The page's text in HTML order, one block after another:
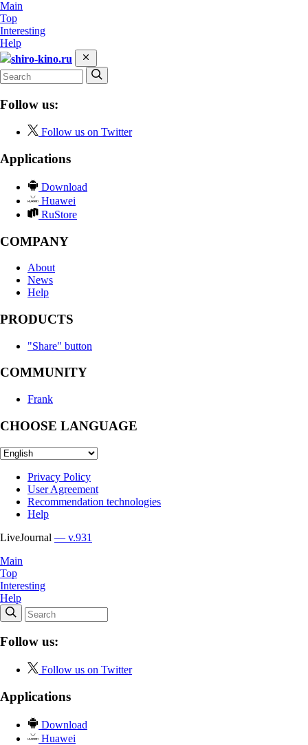
Main
Top
Interesting
Help
shiro-kino.ru
Follow us:
Follow us on Twitter
Applications
Download
Huawei
RuStore
COMPANY
About
News
Help
PRODUCTS
"Share" button
COMMUNITY
Frank
CHOOSE LANGUAGE
Privacy Policy
User Agreement
Recommendation technologies
Help
LiveJournal — v.931
Main
Top
Interesting
Help
Follow us:
Follow us on Twitter
Applications
Download
Huawei